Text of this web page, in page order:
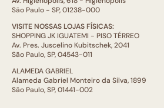
São Paulo - SP, 01238-000
VISITE NOSSAS LOJAS FÍSICAS:
SHOPPING JK IGUATEMI - PISO TÉRREO
Av. Pres. Juscelino Kubitschek, 2041
São Paulo, SP, 04543-011
ALAMEDA GABRIEL
Alameda Gabriel Monteiro da Silva, 1899
São Paulo, SP, 01441-002